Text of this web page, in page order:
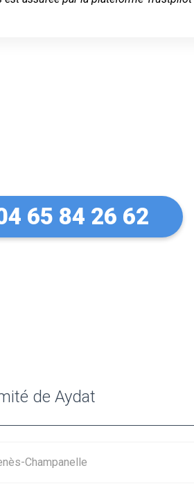
65 84 26 62
de Aydat
Champanelle